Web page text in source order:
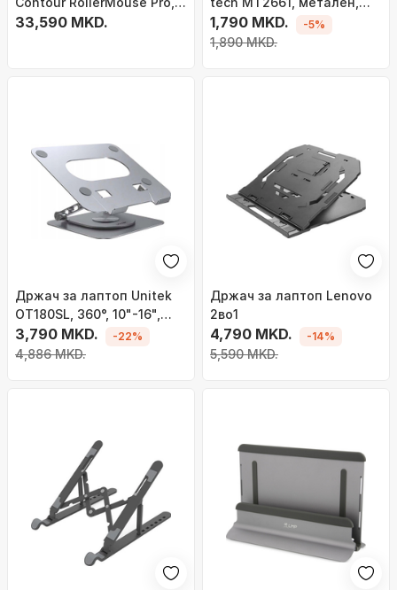
со кабел, 2800 DPI, црн
33,590 MKD.
10"-17", црн
1,790 MKD.
1,890 MKD.
-5%
Држач за лаптоп Unitek
OT180SL, 360°, 10"-16",
сребрен
3,790 MKD.
4,886 MKD.
-22%
Држач за лаптоп Lenovo
2во1
4,790 MKD.
5,590 MKD.
-14%